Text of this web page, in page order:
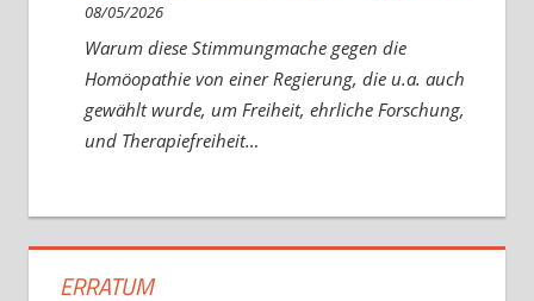
08/05/2026
Warum diese Stimmungmache gegen die
Homöopathie von einer Regierung, die u.a. auch
gewählt wurde, um Freiheit, ehrliche Forschung,
und Therapiefreiheit…
ERRATUM